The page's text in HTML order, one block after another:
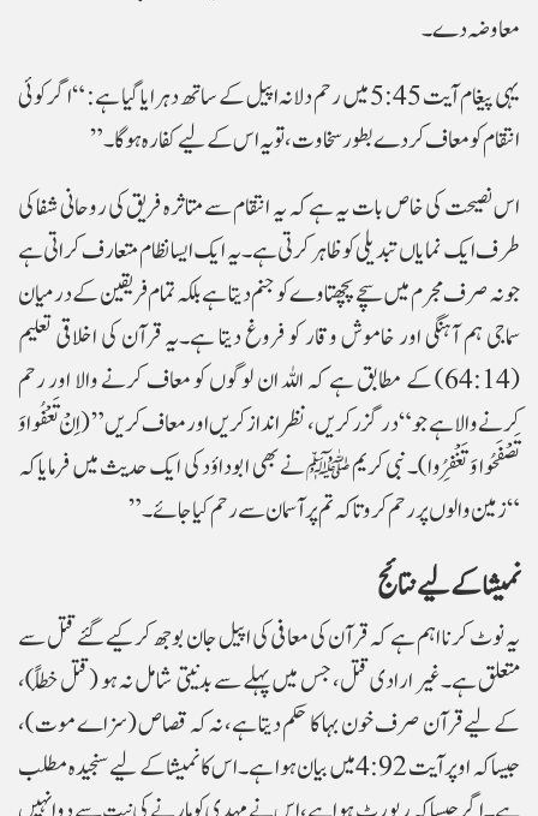
معاوضہ دے۔
یہی پیغام آیت 5:45 میں رحم دلانہ اپیل کے ساتھ دہرایا گیا ہے: “اگر کوئی
انتقام کو معاف کر دے بطور سخاوت، تو یہ اس کے لیے کفارہ ہوگا۔”
اس نصیحت کی خاص بات یہ ہے کہ یہ انتقام سے متاثرہ فریق کی روحانی شفا کی
طرف ایک نمایاں تبدیلی کو ظاہر کرتی ہے۔ یہ ایک ایسا نظام متعارف کراتی ہے
جو نہ صرف مجرم میں سچے پچھتاوے کو جنم دیتا ہے بلکہ تمام فریقین کے درمیان
سماجی ہم آہنگی اور خاموش وقار کو فروغ دیتا ہے۔یہ قرآن کی اخلاقی تعلیم
(64:14) کے مطابق ہے کہ اللہ ان لوگوں کو معاف کرنے والا اور رحم
کرنے والا ہے جو “درگزر کریں، نظر انداز کریں اور معاف کریں” (اِنْ تَعْفُوا وَ
تَصْفَحُوا وَ تَغْفِرُوا)۔ نبی کریم ﷺ نے بھی ابوداؤد کی ایک حدیث میں فرمایا کہ
“زمین والوں پر رحم کرو تاکہ تم پر آسمان سے رحم کیا جائے۔”
نمیشا کے لیے نتائج
یہ نوٹ کرنا اہم ہے کہ قرآن کی معافی کی اپیل جان بوجھ کر کیے گئے قتل سے
متعلق ہے۔غیر ارادی قتل، جس میں پہلے سے بدنیتی شامل نہ ہو (قتل خطأً)،
کے لیے قرآن صرف خون بہا کا حکم دیتا ہے، نہ کہ قصاص (سزاے موت)،
جیسا کہ اوپر آیت 4:92 میں بیان ہوا ہے۔اس کا نمیشا کے لیے سنجیدہ مطلب